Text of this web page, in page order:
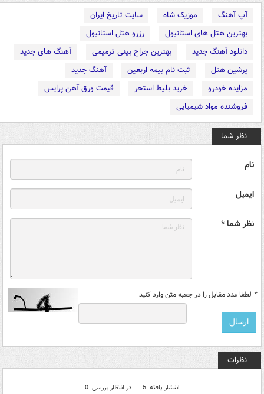
آپ آهنگ موزیک شاه
سایت تاریخ ایران
بهترین هتل های استانبول
رزرو هتل استانبول
دانلود آهنگ جدید
بهترین جراح بینی ترمیمی
آهنگ های جدید
پرشین هتل
ثبت نام بیمه اربعین
آهنگ جدید
مزایده خودرو
خرید بلیط استخر
قیمت ورق آهن پرایس
فروشنده مواد شیمیایی
نظر شما
نام
ایمیل
نظر شما *
* لطفا عدد مقابل را در جعبه متن وارد کنید
نظرات
انتشار یافته: 5 در انتظار بررسی: 0